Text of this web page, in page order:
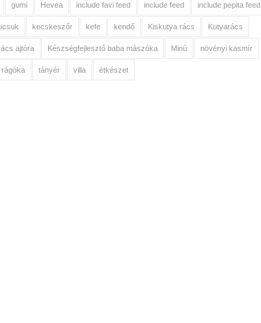
gumi Hevea include favi feed include feed include pepita feed
kecskeszőr kefe kendő Kiskutya rács Kutyarács
ajtóra Készségfejlesztő baba mászóka Minú növényi kasmír
rágóka tányér villa étkészet